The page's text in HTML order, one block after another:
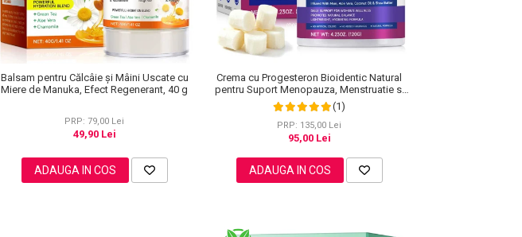
Balsam pentru Călcâie și Mâini Uscate cu
Miere de Manuka, Efect Regenerant, 40 g
PRP: 79,00 Lei
49,90 Lei
ADAUGA IN COS
Crema cu Progesteron Bioidentic Natural
pentru Suport Menopauza, Menstruatie si
Echilibru Hormonal, 120 g
(1)
PRP: 135,00 Lei
95,00 Lei
ADAUGA IN COS